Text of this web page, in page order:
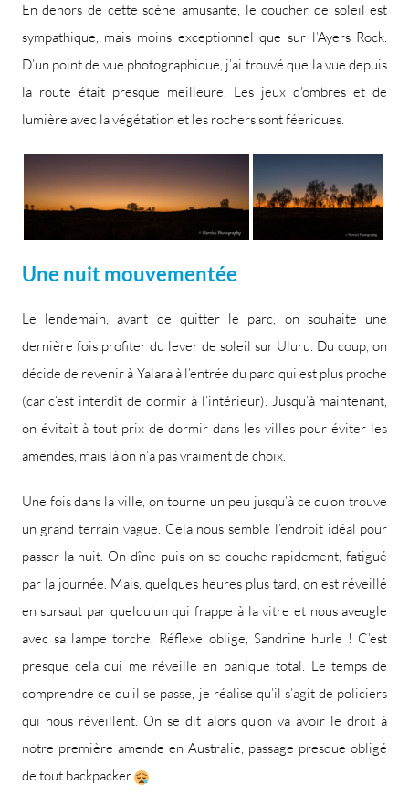
En dehors de cette scène amusante, le coucher de soleil est
sympathique, mais moins exceptionnel que sur l’Ayers Rock.
D’un point de vue photographique, j’ai trouvé que la vue depuis
la route était presque meilleure. Les jeux d’ombres et de
lumière avec la végétation et les rochers sont féeriques.
Une nuit mouvementée
Le lendemain, avant de quitter le parc, on souhaite une
dernière fois profiter du lever de soleil sur Uluru. Du coup, on
décide de revenir à Yalara à l’entrée du parc qui est plus proche
(car c’est interdit de dormir à l’intérieur). Jusqu’à maintenant,
on évitait à tout prix de dormir dans les villes pour éviter les
amendes, mais là on n’a pas vraiment de choix.
Une fois dans la ville, on tourne un peu jusqu’à ce qu’on trouve
un grand terrain vague. Cela nous semble l’endroit idéal pour
passer la nuit. On dîne puis on se couche rapidement, fatigué
par la journée. Mais, quelques heures plus tard, on est réveillé
en sursaut par quelqu’un qui frappe à la vitre et nous aveugle
avec sa lampe torche. Réflexe oblige, Sandrine hurle ! C’est
presque cela qui me réveille en panique total. Le temps de
comprendre ce qu’il se passe, je réalise qu’il s’agit de policiers
qui nous réveillent. On se dit alors qu’on va avoir le droit à
notre première amende en Australie, passage presque obligé
de tout backpacker
…